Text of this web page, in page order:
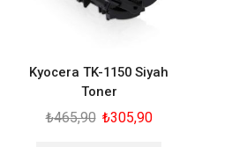
Kyocera TK-1150 Siyah
Toner
₺465,90 ₺305,90